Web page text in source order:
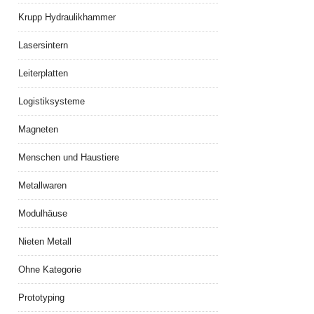
Krupp Hydraulikhammer
Lasersintern
Leiterplatten
Logistiksysteme
Magneten
Menschen und Haustiere
Metallwaren
Modulhäuse
Nieten Metall
Ohne Kategorie
Prototyping